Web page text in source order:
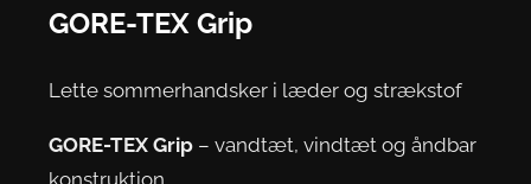
GORE-TEX Grip
Lette sommerhandsker i læder og strækstof
GORE-TEX Grip – vandtæt, vindtæt og åndbar
konstruktion